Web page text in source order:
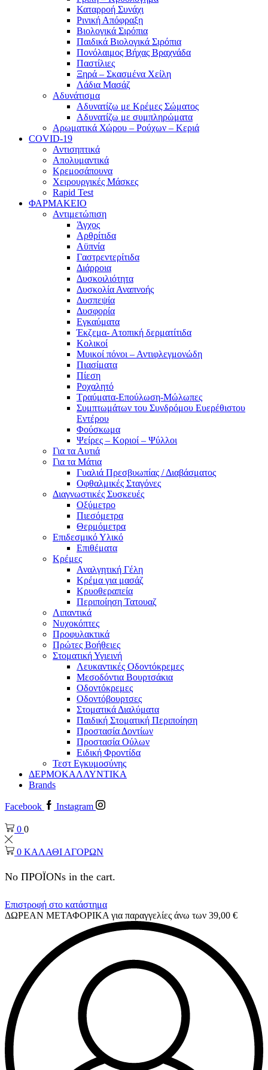
Καταρροή Συνάχι
Ρινική Απόφραξη
Βιολογικά Σιρόπια
Παιδικά Βιολογικά Σιρόπια
Πονόλαιμος Βήχας Βραχνάδα
Παστίλιες
Ξηρά – Σκασμένα Χείλη
Λάδια Μασάζ
Αδυνάτισμα
Αδυνατίζω με Κρέμες Σώματος
Αδυνατίζω με συμπληρώματα
Αρωματικά Χώρου – Ρούχων – Κεριά
COVID-19
Αντισηπτικά
Απολυμαντικά
Κρεμοσάπουνα
Χειρουργικές Μάσκες
Rapid Test
ΦΑΡΜΑΚΕΙΟ
Αντιμετώπιση
Άγχος
Αρθρίτιδα
Αϋπνία
Γαστρεντερίτιδα
Διάρροια
Δυσκοιλιότητα
Δυσκολία Αναπνοής
Δυσπεψία
Δυσφορία
Εγκαύματα
Έκζεμα- Ατοπική δερματίτιδα
Κολικοί
Μυικοί πόνοι – Αντιφλεγμονώδη
Πιασίματα
Πίεση
Ροχαλητό
Τραύματα-Επούλωση-Μώλωπες
Συμπτωμάτων του Συνδρόμου Ευερέθιστου
Εντέρου
Φούσκωμα
Ψείρες – Κοριοί – Ψύλλοι
Για τα Αυτιά
Για τα Μάτια
Γυαλιά Πρεσβυωπίας / Διαβάσματος
Οφθαλμικές Σταγόνες
Διαγνωστικές Συσκευές
Οξύμετρο
Πιεσόμετρα
Θερμόμετρα
Επιδεσμικό Υλικό
Επιθέματα
Κρέμες
Αναλγητική Γέλη
Κρέμα για μασάζ
Κρυοθεραπεία
Περιποίηση Τατουαζ
Λιπαντικά
Νυχοκόπτες
Προφυλακτικά
Πρώτες Βοήθειες
Στοματική Υγιεινή
Λευκαντικές Οδοντόκρεμες
Μεσοδόντια Βουρτσάκια
Οδοντόκρεμες
Οδοντόβουρτσες
Στοματικά Διαλύματα
Παιδική Στοματική Περιποίηση
Προστασία Δοντίων
Προστασία Ούλων
Ειδική Φροντίδα
Τεστ Εγκυμοσύνης
ΔΕΡΜΟΚΑΛΛΥΝΤΙΚΑ
Brands
Facebook Instagram
0 0
0 ΚΑΛΑΘΙ ΑΓΟΡΩΝ
No ΠΡΟΪΟΝs in the cart.
Επιστροφή στο κατάστημα
ΔΩΡΕΑΝ ΜΕΤΑΦΟΡΙΚΑ για παραγγελίες άνω των 39,00 €